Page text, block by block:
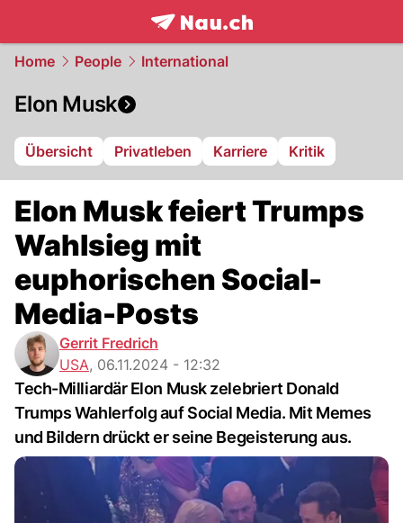
frontpage.NAU.ch
Home People International
Elon Musk
Übersicht Privatleben Karriere Kritik
Elon Musk feiert Trumps
Wahlsieg mit
euphorischen Social-
Media-Posts
Gerrit Fredrich
USA, 06.11.2024 - 12:32
Tech-Milliardär Elon Musk zelebriert Donald
Trumps Wahlerfolg auf Social Media. Mit Memes
und Bildern drückt er seine Begeisterung aus.